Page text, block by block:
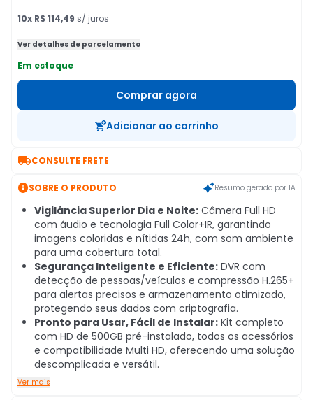
10x R$ 114,49 s/ juros
Ver detalhes de parcelamento
Em estoque
Comprar agora
Adicionar ao carrinho
CONSULTE FRETE
SOBRE O PRODUTO Resumo gerado por IA
Vigilância Superior Dia e Noite: Câmera Full HD
com áudio e tecnologia Full Color+IR, garantindo
imagens coloridas e nítidas 24h, com som ambiente
para uma cobertura total.
Segurança Inteligente e Eficiente: DVR com
detecção de pessoas/veículos e compressão H.265+
para alertas precisos e armazenamento otimizado,
protegendo seus dados com criptografia.
Pronto para Usar, Fácil de Instalar: Kit completo
com HD de 500GB pré-instalado, todos os acessórios
e compatibilidade Multi HD, oferecendo uma solução
descomplicada e versátil.
Ver mais